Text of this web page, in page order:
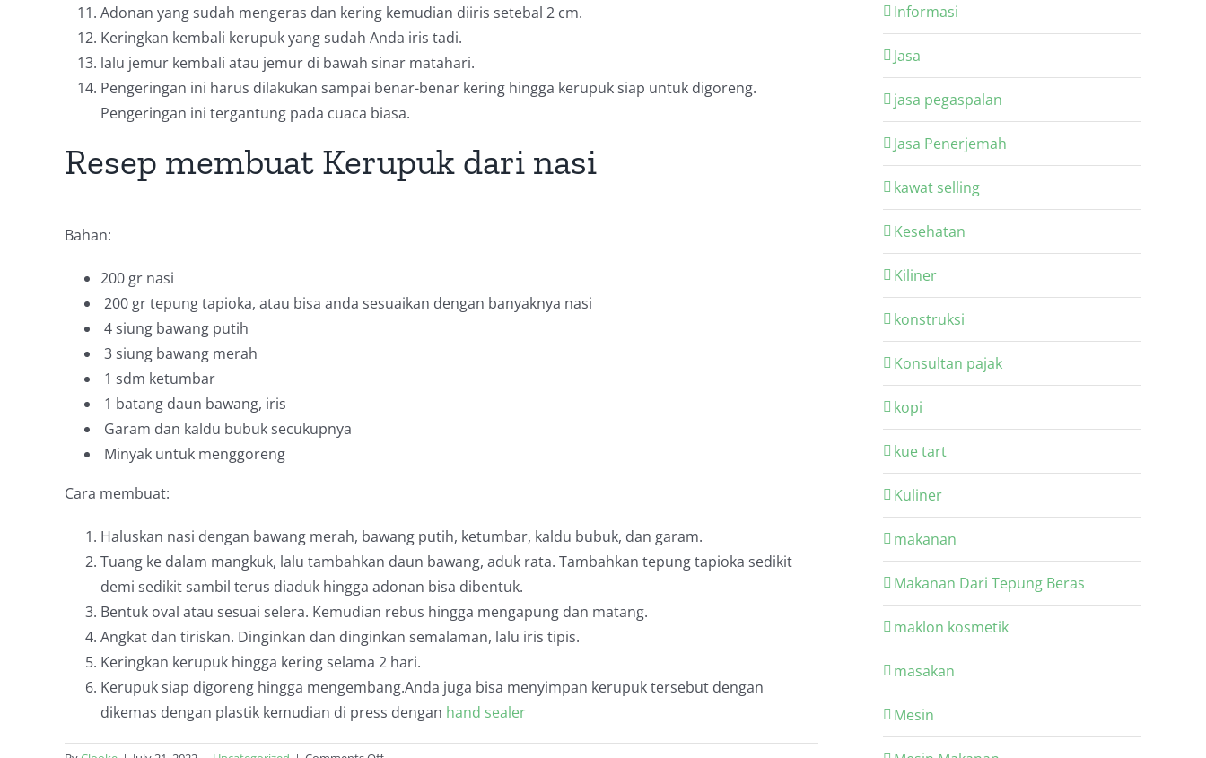
Adonan yang sudah mengeras dan kering kemudian diiris setebal 2 cm.
Keringkan kembali kerupuk yang sudah Anda iris tadi.
lalu jemur kembali atau jemur di bawah sinar matahari.
Pengeringan ini harus dilakukan sampai benar-benar kering hingga kerupuk siap untuk digoreng.
Pengeringan ini tergantung pada cuaca biasa.
Resep membuat Kerupuk dari nasi
Bahan:
200 gr nasi
200 gr tepung tapioka, atau bisa anda sesuaikan dengan banyaknya nasi
4 siung bawang putih
3 siung bawang merah
1 sdm ketumbar
1 batang daun bawang, iris
Garam dan kaldu bubuk secukupnya
Minyak untuk menggoreng
Cara membuat:
Haluskan nasi dengan bawang merah, bawang putih, ketumbar, kaldu bubuk, dan garam.
Tuang ke dalam mangkuk, lalu tambahkan daun bawang, aduk rata. Tambahkan tepung tapioka sedikit
demi sedikit sambil terus diaduk hingga adonan bisa dibentuk.
Bentuk oval atau sesuai selera. Kemudian rebus hingga mengapung dan matang.
Angkat dan tiriskan. Dinginkan dan dinginkan semalaman, lalu iris tipis.
Keringkan kerupuk hingga kering selama 2 hari.
Kerupuk siap digoreng hingga mengembang.Anda juga bisa menyimpan kerupuk tersebut dengan
dikemas dengan plastik kemudian di press dengan hand sealer
Informasi
Jasa
jasa pegaspalan
Jasa Penerjemah
kawat selling
Kesehatan
Kiliner
konstruksi
Konsultan pajak
kopi
kue tart
Kuliner
makanan
Makanan Dari Tepung Beras
maklon kosmetik
masakan
Mesin